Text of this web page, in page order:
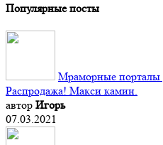
Популярные посты
Мраморные порталы
Распродажа! Макси камин.
автор Игорь
07.03.2021